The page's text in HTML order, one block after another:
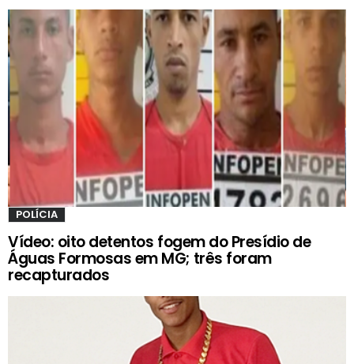
POLÍCIA
Vídeo: oito detentos fogem do Presídio de
Águas Formosas em MG; três foram
recapturados